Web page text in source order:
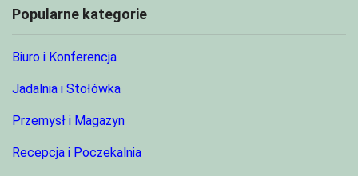
Popularne kategorie
Biuro i Konferencja
Jadalnia i Stołówka
Przemysł i Magazyn
Recepcja i Poczekalnia